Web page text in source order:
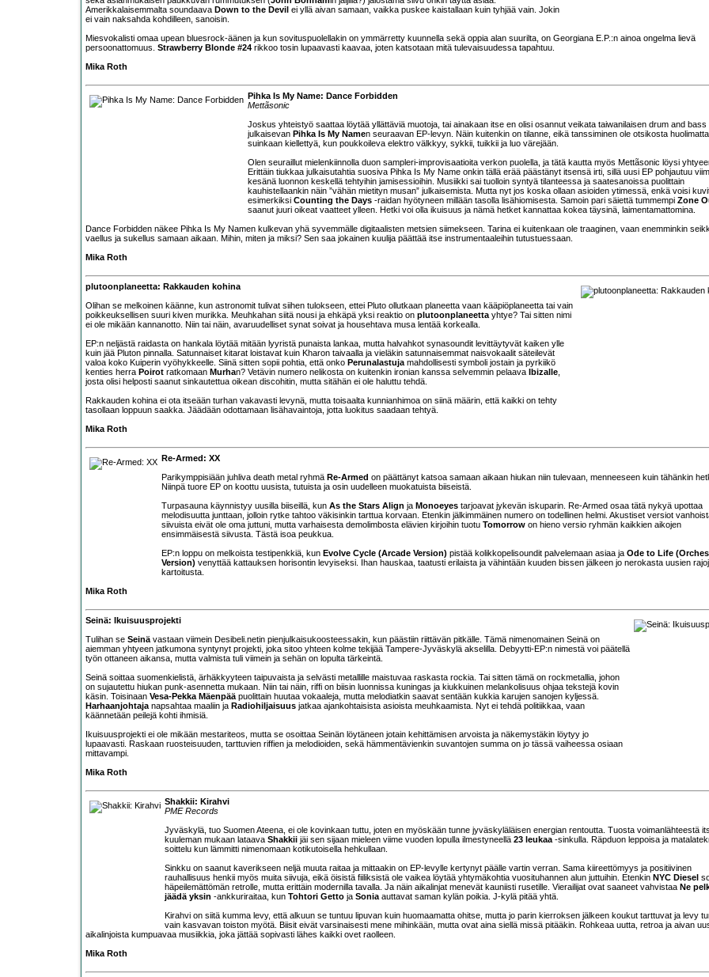
Amerikkalaisemmalta soundaava Down to the Devil ei yllä aivan samaan, vaikka puskee kaistallaan kuin tyhjää vain. Jokin
ei vain naksahda kohdilleen, sanoisin.
Miesvokalisti omaa upean bluesrock-äänen ja kun sovituspuolellakin on ymmärretty kuunnella sekä oppia alan suurilta, on Georgiana E.P.:n ainoa ongelma lievä
persoonattomuus. Strawberry Blonde #24 rikkoo tosin lupaavasti kaavaa, joten katsotaan mitä tulevaisuudessa tapahtuu.
Mika Roth
Pihka Is My Name: Dance Forbidden
Mettãsonic
Joskus yhteistyö saattaa löytää yllättäviä muotoja, tai ainakaan itse en olisi osannut veikata taiwanilaisen drum and bass
julkaisevan Pihka Is My Namen seuraavan EP-levyn. Näin kuitenkin on tilanne, eikä tanssiminen ole otsikosta huolimatta
suinkaan kiellettyä, kun poukkoileva elektro välkkyy, sykkii, tuikkii ja luo värejään.
Olen seuraillut mielenkiinnolla duon sampleri-improvisaatioita verkon puolella, ja tätä kautta myös Mettãsonic löysi
Erittäin tiukkaa julkaisutahtia suosiva Pihka Is My Name onkin tällä erää päästänyt itsensä irti, sillä uusi EP pohjautuu
kesänä luonnon keskellä tehtyihin jamisessioihin. Musiikki sai tuolloin syntyä tilanteessa ja saatesanoissa puolittain
kauhistellaankin näin ”vähän mietityn musan” julkaisemista. Mutta nyt jos koska ollaan asioiden ytimessä, enkä voisi
esimerkiksi Counting the Days -raidan hyötyneen millään tasolla lisähiomisesta. Samoin pari säiettä tummempi Zone
saanut juuri oikeat vaatteet ylleen. Hetki voi olla ikuisuus ja nämä hetket kannattaa kokea täysinä, laimentamattomina.
Dance Forbidden näkee Pihka Is My Namen kulkevan yhä syvemmälle digitaalisten metsien siimekseen. Tarina ei kuitenkaan ole traaginen, vaan enemminkin
vaellus ja sukellus samaan aikaan. Mihin, miten ja miksi? Sen saa jokainen kuulija päättää itse instrumentaaleihin tutustuessaan.
Mika Roth
plutoonplaneetta: Rakkauden kohina
Olihan se melkoinen käänne, kun astronomit tulivat siihen tulokseen, ettei Pluto ollutkaan planeetta vaan kääpiöplaneetta tai vain
poikkeuksellisen suuri kiven murikka. Meuhkahan siitä nousi ja ehkäpä yksi reaktio on plutoonplaneetta yhtye? Tai sitten nimi
ei ole mikään kannanotto. Niin tai näin, avaruudelliset synat soivat ja househtava musa lentää korkealla.
EP:n neljästä raidasta on hankala löytää mitään lyyristä punaista lankaa, mutta halvahkot synasoundit levittäytyvät kaiken ylle
kuin jää Pluton pinnalla. Satunnaiset kitarat loistavat kuin Kharon taivaalla ja vieläkin satunnaisemmat naisvokaalit säteilevät
valoa koko Kuiperin vyöhykkeelle. Siinä sitten sopii pohtia, että onko Perunalastuja mahdollisesti symboli jostain ja pyrkiikö
kenties herra Poirot ratkomaan Murhan? Vetävin numero nelikosta on kuitenkin ironian kanssa selvemmin pelaava Ibizalle
josta olisi helposti saanut sinkautettua oikean discohitin, mutta sitähän ei ole haluttu tehdä.
Rakkauden kohina ei ota itseään turhan vakavasti levynä, mutta toisaalta kunnianhimoa on siinä määrin, että kaikki on tehty
tasollaan loppuun saakka. Jäädään odottamaan lisähavaintoja, jotta luokitus saadaan tehtyä.
Mika Roth
Re-Armed: XX
Parikymppisiään juhliva death metal ryhmä Re-Armed on päättänyt katsoa samaan aikaan hiukan niin tulevaan, menneeseen kuin tähänkin
Niinpä tuore EP on koottu uusista, tutuista ja osin uudelleen muokatuista biiseistä.
Turpasauna käynnistyy uusilla biiseillä, kun As the Stars Align ja Monoeyes tarjoavat jykevän iskuparin. Re-Armed osaa tätä nykyä upottaa
melodisuutta junttaan, jolloin rytke tahtoo väkisinkin tarttua korvaan. Etenkin jälkimmäinen numero on todellinen helmi. Akustiset versiot
siivuista eivät ole oma juttuni, mutta varhaisesta demolimbosta elävien kirjoihin tuotu Tomorrow on hieno versio ryhmän kaikkien aikojen
ensimmäisestä siivusta. Tästä isoa peukkua.
EP:n loppu on melkoista testipenkkiä, kun Evolve Cycle (Arcade Version) pistää kolikkopelisoundit palvelemaan asiaa ja Ode to Life
Version) venyttää kattauksen horisontin levyiseksi. Ihan hauskaa, taatusti erilaista ja vähintään kuuden bissen jälkeen jo nerokasta uusien
kartoitusta.
Mika Roth
Seinä: Ikuisuusprojekti
Tulihan se Seinä vastaan viimein Desibeli.netin pienjulkaisukoosteessakin, kun päästiin riittävän pitkälle. Tämä nimenomainen Seinä on
aiemman yhtyeen jatkumona syntynyt projekti, joka sitoo yhteen kolme tekijää Tampere-Jyväskylä akselilla. Debyytti-EP:n nimestä voi päätellä
työn ottaneen aikansa, mutta valmista tuli viimein ja sehän on lopulta tärkeintä.
Seinä soittaa suomenkielistä, ärhäkkyyteen taipuvaista ja selvästi metallille maistuvaa raskasta rockia. Tai sitten tämä on rockmetallia, johon
on sujautettu hiukan punk-asennetta mukaan. Niin tai näin, riffi on biisin luonnissa kuningas ja kiukkuinen melankolisuus ohjaa tekstejä kovin
käsin. Toisinaan Vesa-Pekka Mäenpää puolittain huutaa vokaaleja, mutta melodiatkin saavat sentään kukkia karujen sanojen kyljessä.
Harhaanjohtaja napsahtaa maaliin ja Radiohiljaisuus jatkaa ajankohtaisista asioista meuhkaamista. Nyt ei tehdä politiikkaa, vaan
käännetään peilejä kohti ihmisiä.
Ikuisuusprojekti ei ole mikään mestariteos, mutta se osoittaa Seinän löytäneen jotain kehittämisen arvoista ja näkemystäkin löytyy jo
lupaavasti. Raskaan ruosteisuuden, tarttuvien riffien ja melodioiden, sekä hämmentävienkin suvantojen summa on jo tässä vaiheessa osiaan
mittavampi.
Mika Roth
Shakkii: Kirahvi
PME Records
Jyväskylä, tuo Suomen Ateena, ei ole kovinkaan tuttu, joten en myöskään tunne jyväskyläläisen energian rentoutta. Tuosta voimanlähteestä
kuuleman mukaan lataava Shakkii jäi sen sijaan mieleen viime vuoden lopulla ilmestyneellä 23 leukaa -sinkulla. Räpduon leppoisa ja
soittelu kun lämmitti nimenomaan kotikutoisella hehkullaan.
Sinkku on saanut kaverikseen neljä muuta raitaa ja mittaakin on EP-levylle kertynyt päälle vartin verran. Sama kiireettömyys ja positiivinen
rauhallisuus henkii myös muita siivuja, eikä öisistä fiiliksistä ole vaikea löytää yhtymäkohtia vuosituhannen alun juttuihin. Etenkin NYC Diesel
häpeilemättömän retrolle, mutta erittäin modernilla tavalla. Ja näin aikalinjat menevät kauniisti rusetille. Vierailijat ovat saaneet vahvistaa Ne
jäädä yksin -ankkuriraitaa, kun Tohtori Getto ja Sonia auttavat saman kylän poikia. J-kylä pitää yhtä.
Kirahvi on siitä kumma levy, että alkuun se tuntuu lipuvan kuin huomaamatta ohitse, mutta jo parin kierroksen jälkeen koukut tarttuvat ja levy
vain kasvavan toiston myötä. Biisit eivät varsinaisesti mene mihinkään, mutta ovat aina siellä missä pitääkin. Rohkeaa uutta, retroa ja aivan
aikalinjoista kumpuavaa musiikkia, joka jättää sopivasti lähes kaikki ovet raolleen.
Mika Roth